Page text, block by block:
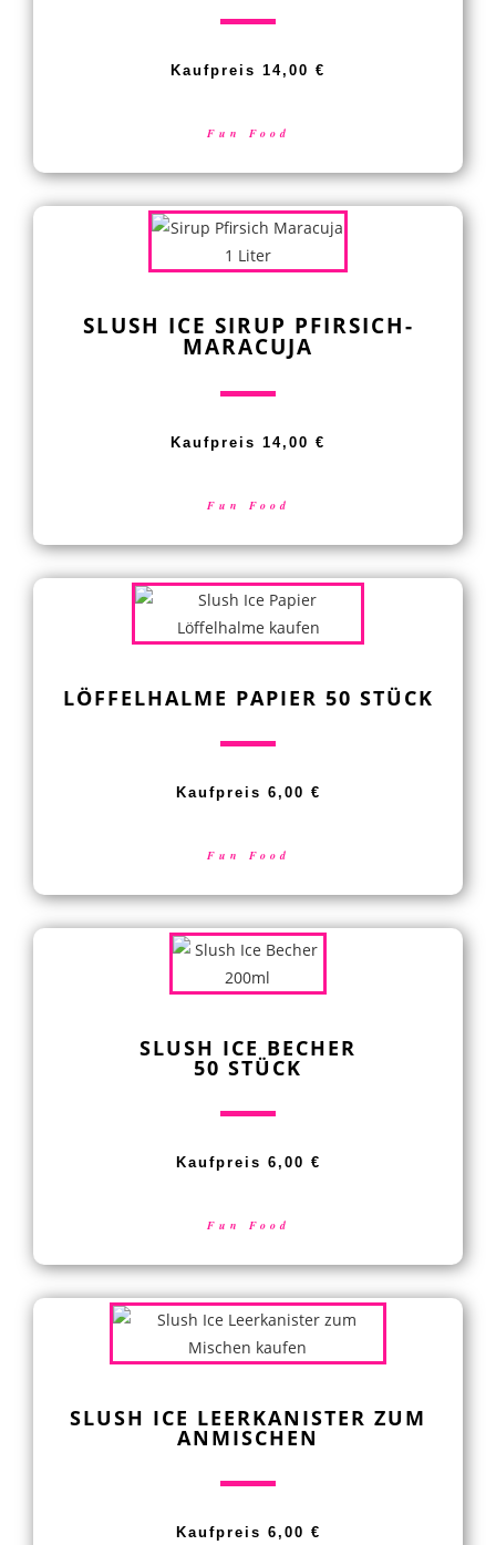
Kaufpreis 14,00 €
Fun Food
SLUSH ICE SIRUP PFIRSICH-
MARACUJA
Kaufpreis 14,00 €
Fun Food
LÖFFELHALME PAPIER 50 STÜCK
Kaufpreis 6,00 €
Fun Food
SLUSH ICE BECHER
50 STÜCK
Kaufpreis 6,00 €
Fun Food
SLUSH ICE LEERKANISTER ZUM
ANMISCHEN
Kaufpreis 6,00 €